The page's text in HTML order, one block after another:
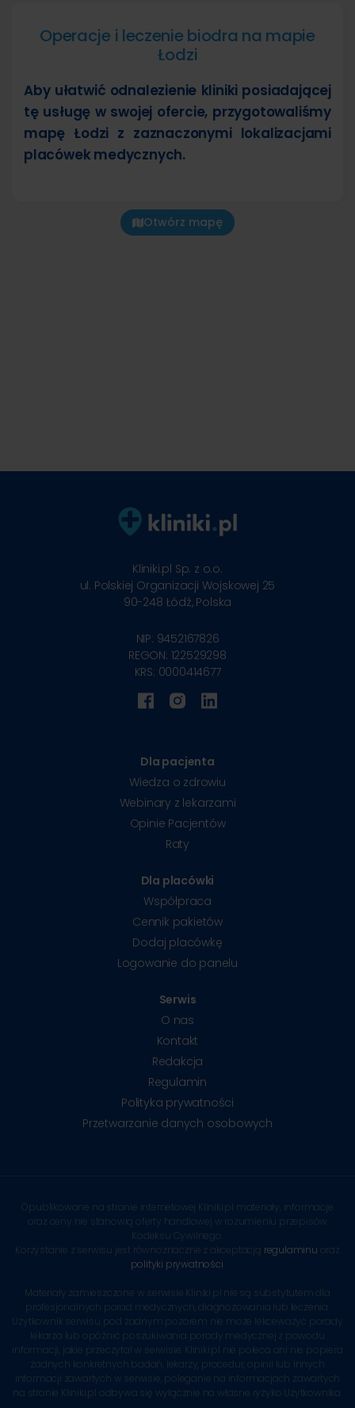
Operacje i leczenie biodra na mapie
Łodzi
Aby ułatwić odnalezienie kliniki posiadającej
tę usługę w swojej ofercie, przygotowaliśmy
mapę Łodzi z zaznaczonymi lokalizacjami
placówek medycznych.
Otwórz mapę
Kliniki.pl Sp. z o.o.
ul. Polskiej Organizacji Wojskowej 25
90-248 Łódź, Polska
NIP: 9452167826
REGON: 122529298
KRS: 0000414677
Dla pacjenta
Wiedza o zdrowiu
Webinary z lekarzami
Opinie Pacjentów
Raty
Dla placówki
Współpraca
Cennik pakietów
Dodaj placówkę
Logowanie do panelu
Serwis
O nas
Kontakt
Redakcja
Regulamin
Polityka prywatności
Przetwarzanie danych osobowych
Opublikowane na stronie internetowej Kliniki.pl materiały, informacje
oraz ceny nie stanowią oferty handlowej w rozumieniu przepisów
Kodeksu Cywilnego.
Korzystanie z serwisu jest równoznaczne z akceptacją regulaminu oraz
polityki prywatności
Materiały zamieszczone w serwisie Kliniki.pl nie są substytutem dla
profesjonalnych porad medycznych, diagnozowania lub leczenia.
Użytkownik serwisu pod żadnym pozorem nie może lekceważyć porady
lekarza lub opóźnić poszukiwania porady medycznej z powodu
informacji, jakie przeczytał w serwisie. Kliniki.pl nie poleca ani nie popiera
żadnych konkretnych badań, lekarzy, procedur, opinii lub innych
informacji zawartych w serwisie, poleganie na informacjach zawartych
na stronie Kliniki.pl odbywa się wyłącznie na własne ryzyko Użytkownika.